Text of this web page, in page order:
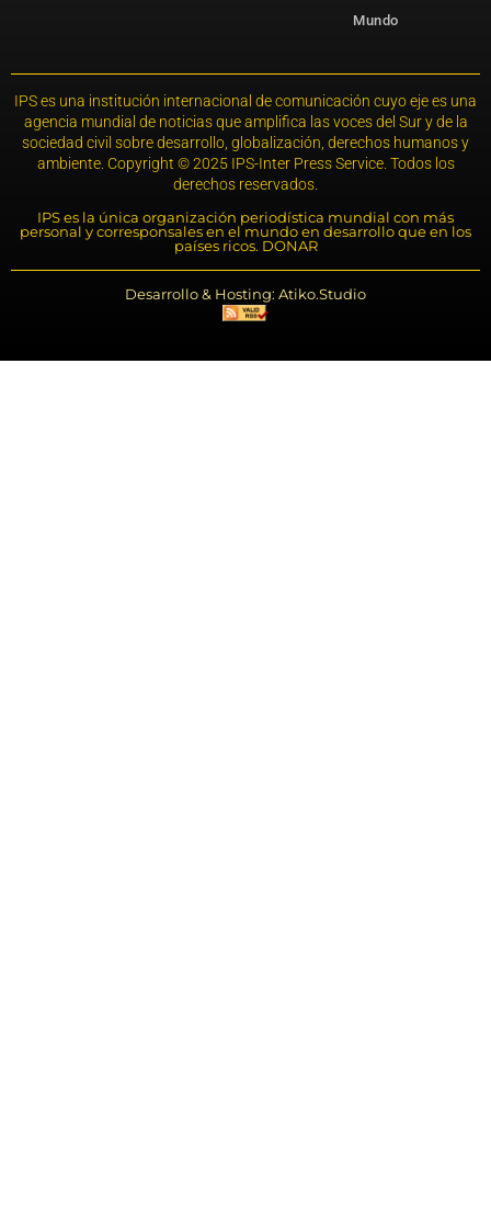
Mundo
IPS es una institución internacional de comunicación cuyo eje es una
agencia mundial de noticias que amplifica las voces del Sur y de la
sociedad civil sobre desarrollo, globalización, derechos humanos y
ambiente. Copyright © 2025 IPS-Inter Press Service. Todos los
derechos reservados.
IPS es la única organización periodística mundial con más
personal y corresponsales en el mundo en desarrollo que en los
países ricos. DONAR
Desarrollo & Hosting: Atiko.Studio